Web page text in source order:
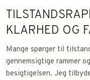
KLARHED OG
Mange spørger til
gennemsigtige rammer
besigtigelsen. Jeg